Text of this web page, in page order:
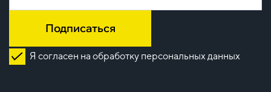
Подписаться
Я согласен на обработку персональных данных